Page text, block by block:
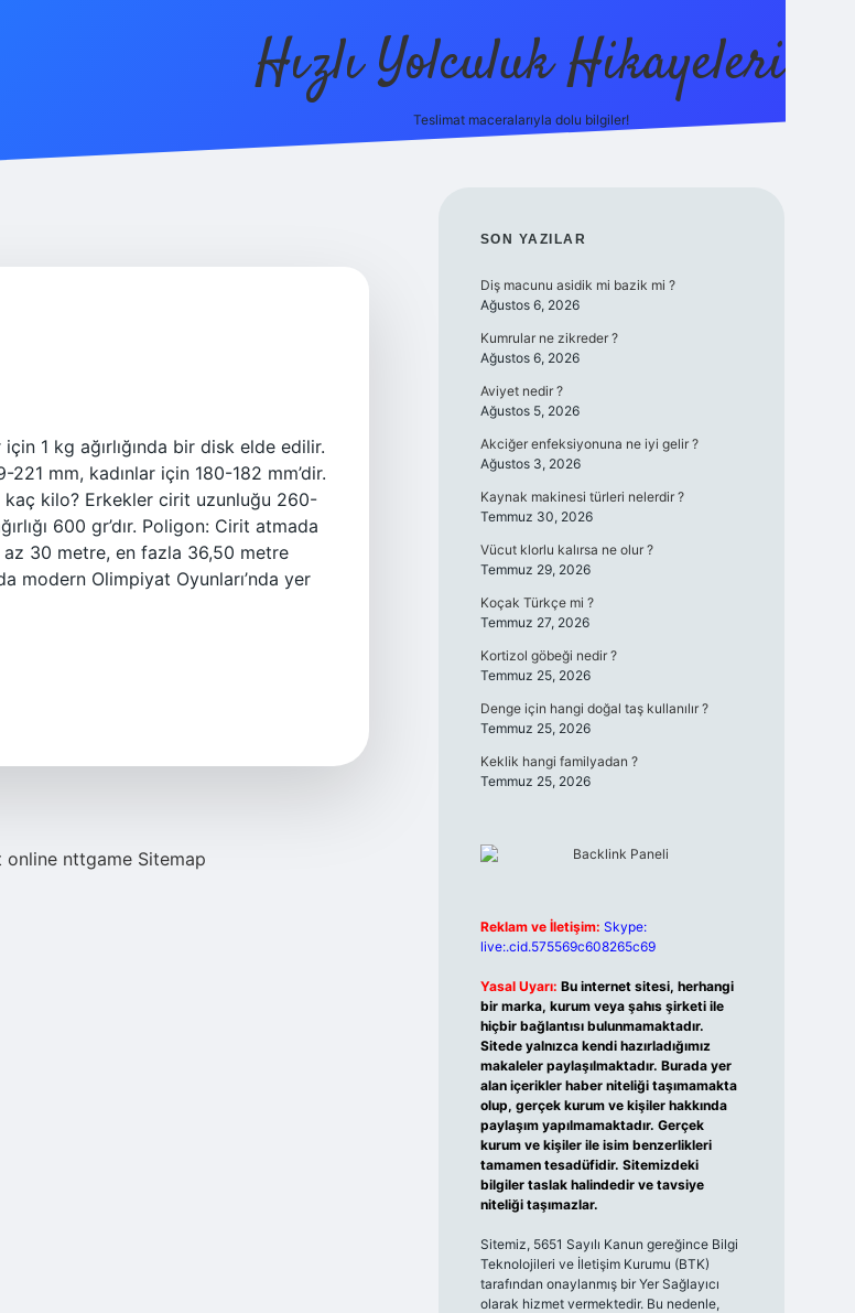
Hızlı Yolculuk Hikayeleri
Teslimat maceralarıyla dolu bilgiler!
1 kg ağırlığında bir disk elde edilir.
221 mm, kadınlar için 180-182 mm’dir.
kaç kilo? Erkekler cirit uzunluğu 260-
600 gr’dır. Poligon: Cirit atmada
30 metre, en fazla 36,50 metre
modern Olimpiyat Oyunları’nda yer
online nttgame Sitemap
SIDEBAR
SON YAZILAR
Diş macunu asidik mi bazik mi ?
Ağustos 6, 2026
Kumrular ne zikreder ?
Ağustos 6, 2026
Aviyet nedir ?
Ağustos 5, 2026
Akciğer enfeksiyonuna ne iyi gelir ?
Ağustos 3, 2026
Kaynak makinesi türleri nelerdir ?
Temmuz 30, 2026
Vücut klorlu kalırsa ne olur ?
Temmuz 29, 2026
Koçak Türkçe mi ?
Temmuz 27, 2026
Kortizol göbeği nedir ?
Temmuz 25, 2026
Denge için hangi doğal taş kullanılır ?
Temmuz 25, 2026
Keklik hangi familyadan ?
Temmuz 25, 2026
Reklam ve İletişim: Skype:
live:.cid.575569c608265c69
Yasal Uyarı: Bu internet sitesi, herhangi
bir marka, kurum veya şahıs şirketi ile
hiçbir bağlantısı bulunmamaktadır.
Sitede yalnızca kendi hazırladığımız
makaleler paylaşılmaktadır. Burada yer
alan içerikler haber niteliği taşımamakta
olup, gerçek kurum ve kişiler hakkında
paylaşım yapılmamaktadır. Gerçek
kurum ve kişiler ile isim benzerlikleri
tamamen tesadüfidir. Sitemizdeki
bilgiler taslak halindedir ve tavsiye
niteliği taşımazlar.
Sitemiz, 5651 Sayılı Kanun gereğince Bilgi
Teknolojileri ve İletişim Kurumu (BTK)
tarafından onaylanmış bir Yer Sağlayıcı
olarak hizmet vermektedir. Bu nedenle,